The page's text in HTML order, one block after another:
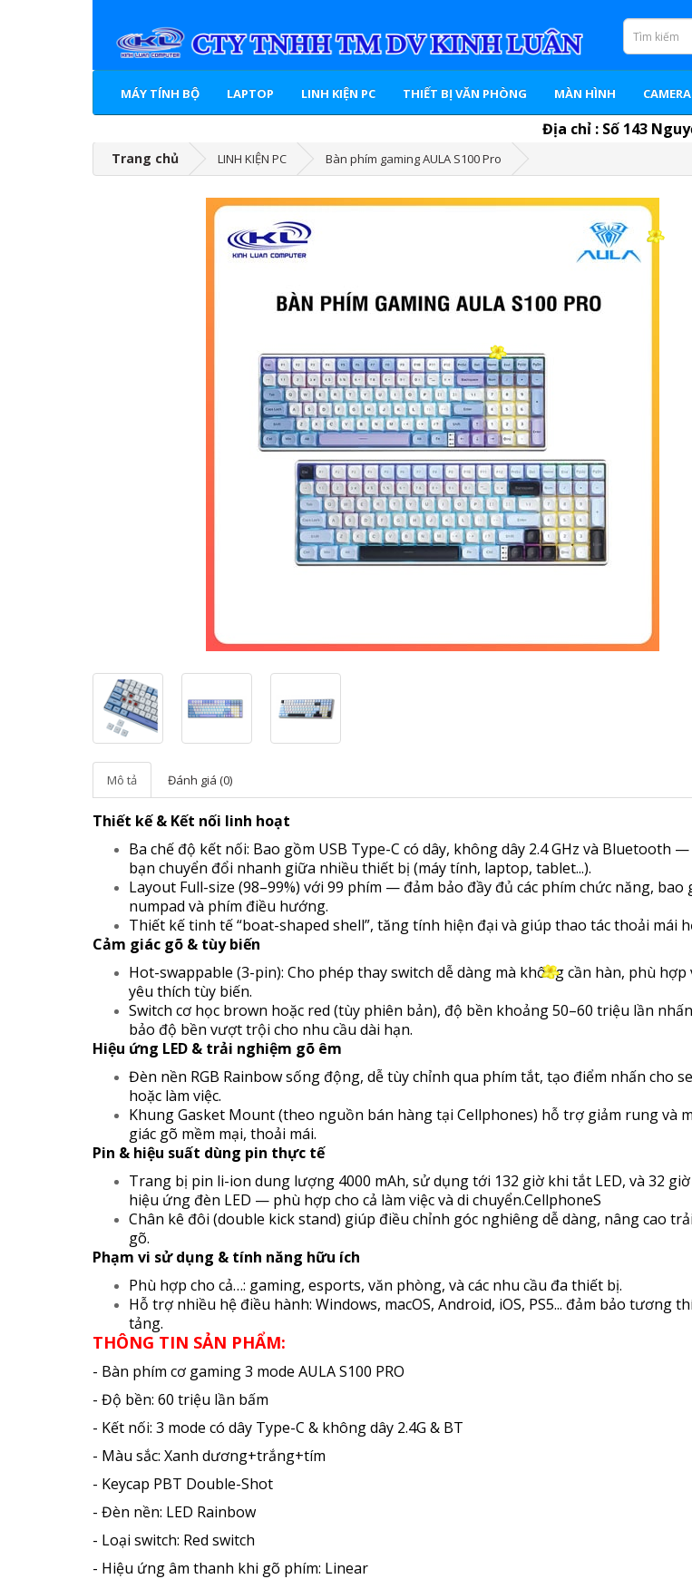
MÁY TÍNH BỘ LAPTOP LINH KIỆN PC THIẾT BỊ VĂN PHÒNG MÀN HÌNH CAMERA
Địa chỉ : Số 143 Nguyễn
Trang chủ LINH KIỆN PC Bàn phím gaming AULA S100 Pro
Mô tả Đánh giá (0)
Thiết kế & Kết nối linh hoạt
Ba chế độ kết nối: Bao gồm USB Type-C có dây, không dây 2.4 GHz và Bluetooth
bạn chuyển đổi nhanh giữa nhiều thiết bị (máy tính, laptop, tablet...).
Layout Full-size (98–99%) với 99 phím — đảm bảo đầy đủ các phím chức năng, bao
numpad và phím điều hướng.
Thiết kế tinh tế “boat-shaped shell”, tăng tính hiện đại và giúp thao tác thoải mái
Cảm giác gõ & tùy biến
Hot-swappable (3-pin): Cho phép thay switch dễ dàng mà không cần hàn, phù
yêu thích tùy biến.
Switch cơ học brown hoặc red (tùy phiên bản), độ bền khoảng 50–60 triệu lần
bảo độ bền vượt trội cho nhu cầu dài hạn.
Hiệu ứng LED & trải nghiệm gõ êm
Đèn nền RGB Rainbow sống động, dễ tùy chỉnh qua phím tắt, tạo điểm nhấn cho
hoặc làm việc.
Khung Gasket Mount (theo nguồn bán hàng tại Cellphones) hỗ trợ giảm rung và
giác gõ mềm mại, thoải mái.
Pin & hiệu suất dùng pin thực tế
Trang bị pin li-ion dung lượng 4000 mAh, sử dụng tới 132 giờ khi tắt LED, và 32
hiệu ứng đèn LED — phù hợp cho cả làm việc và di chuyển.CellphoneS
Chân kê đôi (double kick stand) giúp điều chỉnh góc nghiêng dễ dàng, nâng cao
gõ.
Phạm vi sử dụng & tính năng hữu ích
Phù hợp cho cả…: gaming, esports, văn phòng, và các nhu cầu đa thiết bị.
Hỗ trợ nhiều hệ điều hành: Windows, macOS, Android, iOS, PS5... đảm bảo tương
tảng.
THÔNG TIN SẢN PHẨM:
- Bàn phím cơ gaming 3 mode AULA S100 PRO
- Độ bền: 60 triệu lần bấm
- Kết nối: 3 mode có dây Type-C & không dây 2.4G & BT
- Màu sắc: Xanh dương+trắng+tím
- Keycap PBT Double-Shot
- Đèn nền: LED Rainbow
- Loại switch: Red switch
- Hiệu ứng âm thanh khi gõ phím: Linear